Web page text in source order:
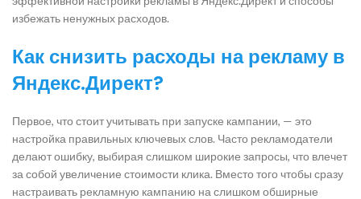
избежать ненужных расходов.
Как снизить расходы на рекламу в
Яндекс.Директ?
Первое, что стоит учитывать при запуске кампании, — это
настройка правильных ключевых слов. Часто рекламодатели
делают ошибку, выбирая слишком широкие запросы, что влечет
за собой увеличение стоимости клика. Вместо того чтобы сразу
настраивать рекламную кампанию на слишком обширные